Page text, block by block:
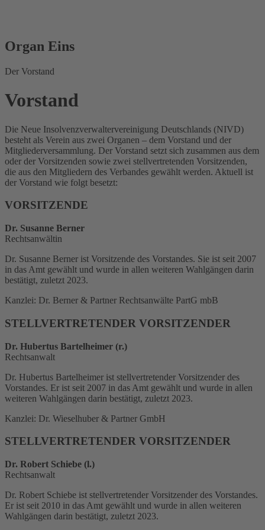
Organ Eins
Der Vorstand
Vorstand
Die Neue Insolvenzverwaltervereinigung Deutschlands (NIVD)
besteht als Verein aus zwei Organen – dem Vorstand und der
Mitgliederversammlung. Der Vorstand setzt sich zusammen aus dem
oder der Vorsitzenden sowie zwei stellvertretenden Vorsitzenden,
die aus den Mitgliedern des Verbandes gewählt werden. Aktuell ist
der Vorstand wie folgt besetzt:
VORSITZENDE
Dr. Susanne Berner
Rechtsanwältin
Dr. Susanne Berner ist Vorsitzende des Vorstandes. Sie ist seit 2007
in das Amt gewählt und wurde in allen weiteren Wahlgängen darin
bestätigt, zuletzt 2023.
Kanzlei: Dr. Berner & Partner Rechtsanwälte PartG mbB
STELLVERTRETENDER VORSITZENDER
Dr. Hubertus Bartelheimer (r.)
Rechtsanwalt
Dr. Hubertus Bartelheimer ist stellvertretender Vorsitzender des
Vorstandes. Er ist seit 2007 in das Amt gewählt und wurde in allen
weiteren Wahlgängen darin bestätigt, zuletzt 2023.
Kanzlei: Dr. Wieselhuber & Partner GmbH
STELLVERTRETENDER VORSITZENDER
Dr. Robert Schiebe (l.)
Rechtsanwalt
Dr. Robert Schiebe ist stellvertretender Vorsitzender des Vorstandes.
Er ist seit 2010 in das Amt gewählt und wurde in allen weiteren
Wahlgängen darin bestätigt, zuletzt 2023.